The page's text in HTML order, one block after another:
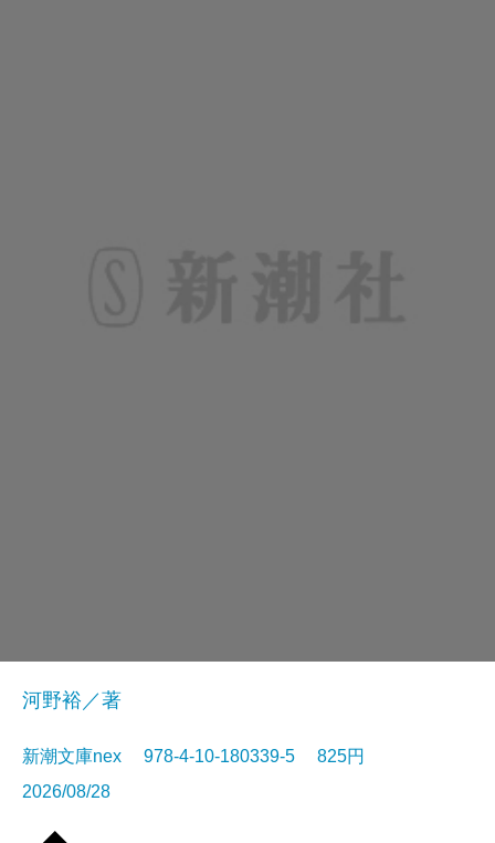
河野裕／著
新潮文庫nex 978-4-10-180339-5 825円
2026/08/28